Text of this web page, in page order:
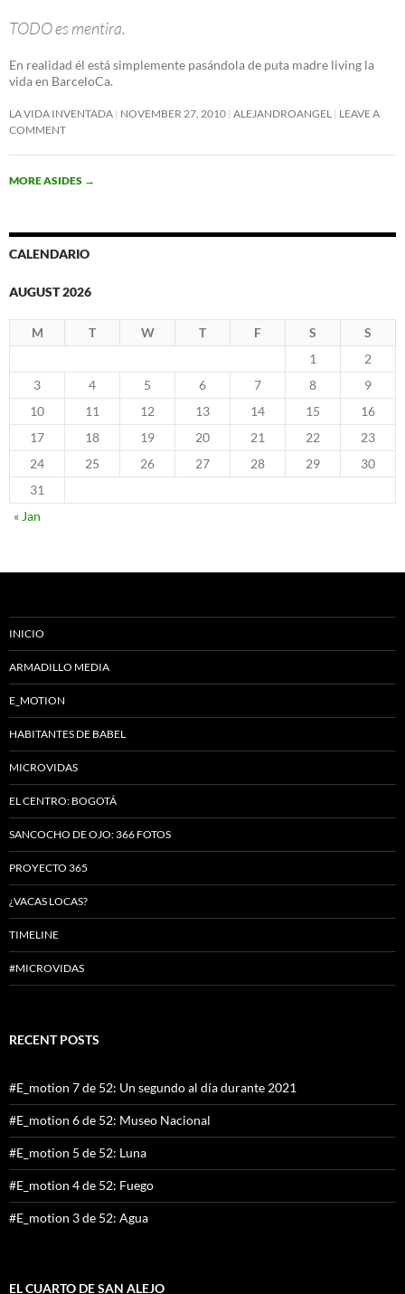
TODO es mentira.
En realidad él está simplemente pasándola de puta madre living la
vida en BarceloCa.
LA VIDA INVENTADA NOVEMBER 27, 2010 ALEJANDROANGEL
LEAVE A
COMMENT
MORE ASIDES →
CALENDARIO
AUGUST 2026
M T W T F S
S
1
2
3
4 5 6 7 8
9
10
11 12 13 14 15
16
17
18 19 20 21 22
23
24
25 26 27 28 29
30
31
« Jan
INICIO
ARMADILLO MEDIA
E_MOTION
HABITANTES DE BABEL
MICROVIDAS
EL CENTRO: BOGOTÁ
SANCOCHO DE OJO: 366 FOTOS
PROYECTO 365
¿VACAS LOCAS?
TIMELINE
#MICROVIDAS
RECENT POSTS
#E_motion 7 de 52: Un segundo al día durante 2021
#E_motion 6 de 52: Museo Nacional
#E_motion 5 de 52: Luna
#E_motion 4 de 52: Fuego
#E_motion 3 de 52: Agua
EL CUARTO DE SAN ALEJO